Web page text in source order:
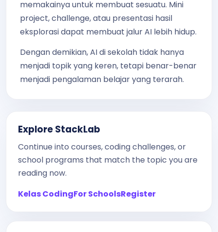
memakainya untuk membuat sesuatu. Mini
project, challenge, atau presentasi hasil
eksplorasi dapat membuat jalur AI lebih hidup.
Dengan demikian, AI di sekolah tidak hanya
menjadi topik yang keren, tetapi benar-benar
menjadi pengalaman belajar yang terarah.
Explore StackLab
Continue into courses, coding challenges, or
school programs that match the topic you are
reading now.
Kelas CodingFor SchoolsRegister